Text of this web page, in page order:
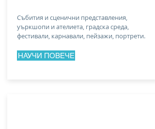
Събития и сценични представления,
уъркшопи и ателиета, градска среда,
фестивали, карнавали, пейзажи, портрети.
НАУЧИ ПОВЕЧЕ